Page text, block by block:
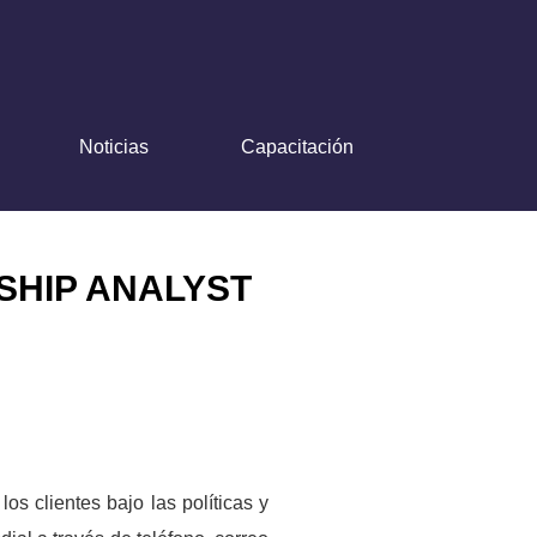
Noticias Capacitación
ANALYST
clientes bajo las políticas y